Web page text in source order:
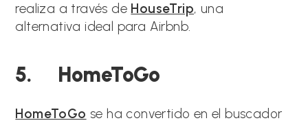
realiza a través de HouseTrip, una
alternativa ideal para Airbnb.
5. HomeToGo
HomeToGo se ha convertido en el buscador